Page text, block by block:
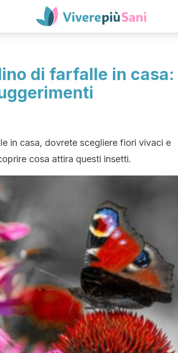
di farfalle in casa:
in casa, dovrete scegliere fiori vivaci e
cosa attira questi insetti.